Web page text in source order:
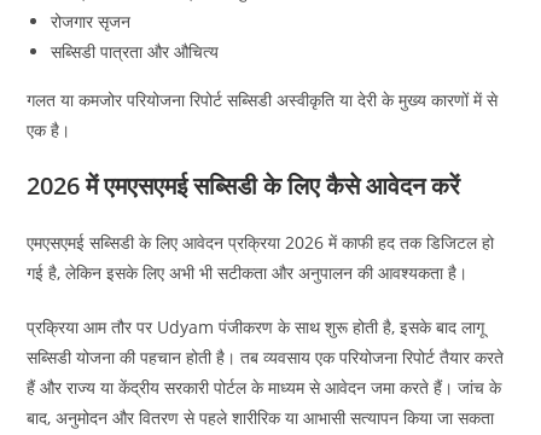
रोजगार सृजन
सब्सिडी पात्रता और औचित्य
गलत या कमजोर परियोजना रिपोर्ट सब्सिडी अस्वीकृति या देरी के मुख्य कारणों में से
एक है।
2026 में एमएसएमई सब्सिडी के लिए कैसे आवेदन करें
एमएसएमई सब्सिडी के लिए आवेदन प्रक्रिया 2026 में काफी हद तक डिजिटल हो
गई है, लेकिन इसके लिए अभी भी सटीकता और अनुपालन की आवश्यकता है।
प्रक्रिया आम तौर पर Udyam पंजीकरण के साथ शुरू होती है, इसके बाद लागू
सब्सिडी योजना की पहचान होती है। तब व्यवसाय एक परियोजना रिपोर्ट तैयार करते
हैं और राज्य या केंद्रीय सरकारी पोर्टल के माध्यम से आवेदन जमा करते हैं। जांच के
बाद, अनुमोदन और वितरण से पहले शारीरिक या आभासी सत्यापन किया जा सकता